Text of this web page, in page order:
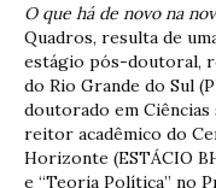
O que há de novo na
Quadros, resulta de
estágio pós-doutoral,
do Rio Grande do Sul
doutorado em
reitor acadêmico do
Horizonte (ESTÁCIO
e “Teoria Política” no